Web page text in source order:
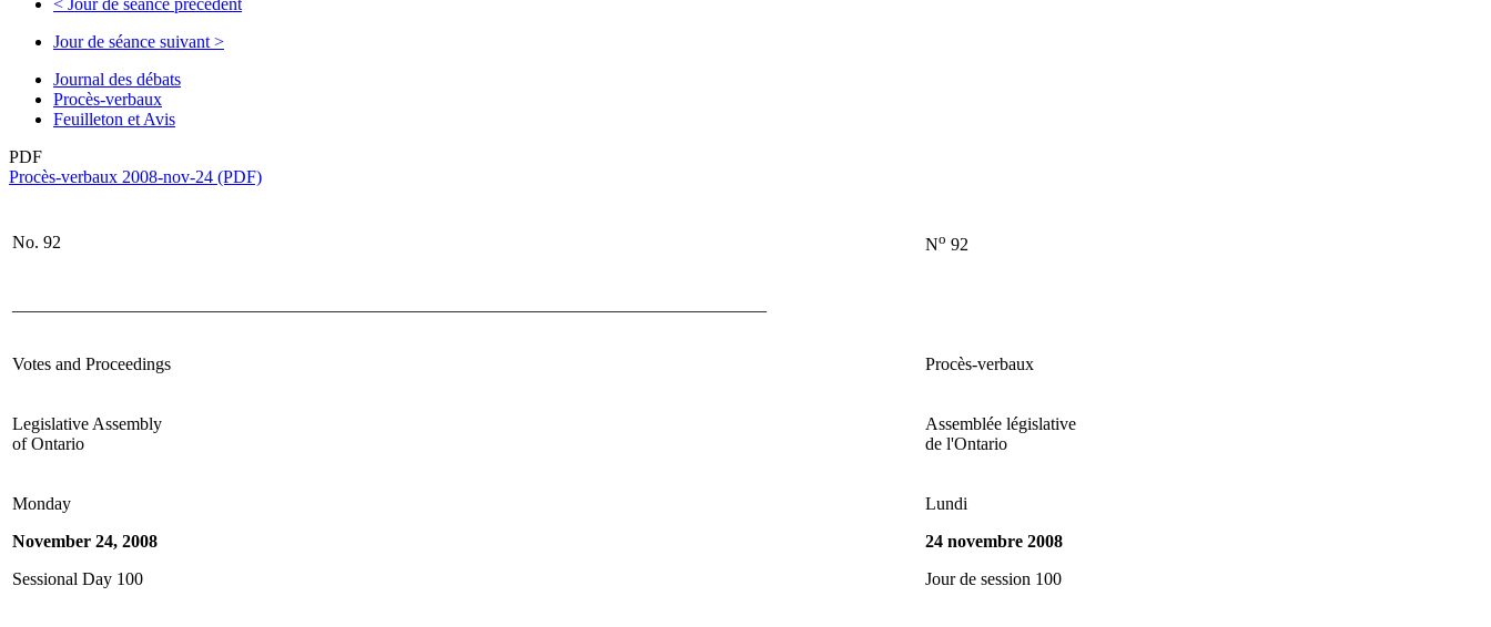
Jour de séance suivant >
Journal des débats
Procès-verbaux
Feuilleton et Avis
PDF
Procès-verbaux 2008-nov-24 (PDF)
No. 92 No 92
Votes and Proceedings Procès-verbaux
Legislative Assembly
of Ontario
Assemblée législative
de l'Ontario
Monday
November 24, 2008
Sessional Day 100
Lundi
24 novembre 2008
Jour de session 100